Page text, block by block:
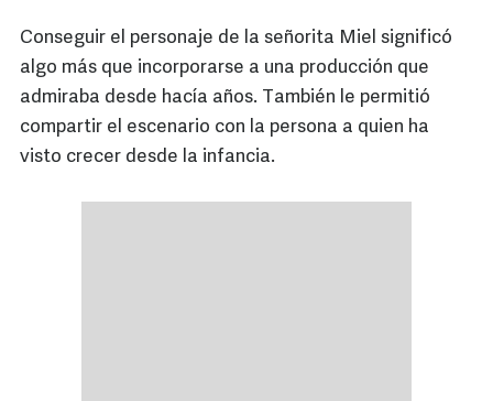
Conseguir el personaje de la señorita Miel significó
algo más que incorporarse a una producción que
admiraba desde hacía años. También le permitió
compartir el escenario con la persona a quien ha
visto crecer desde la infancia.